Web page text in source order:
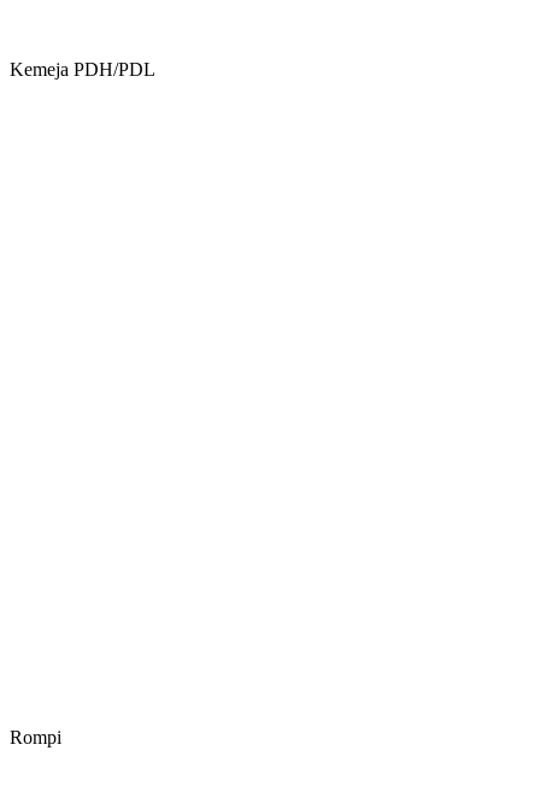
Kemeja PDH/PDL
Rompi